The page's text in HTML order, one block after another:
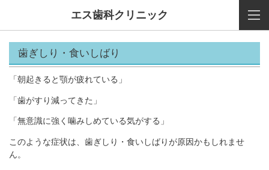
エス歯科クリニック
歯ぎしり・食いしばり
「朝起きると顎が疲れている」
「歯がすり減ってきた」
「無意識に強く噛みしめている気がする」
このような症状は、歯ぎしり・食いしばりが原因かもしれませ
ん。